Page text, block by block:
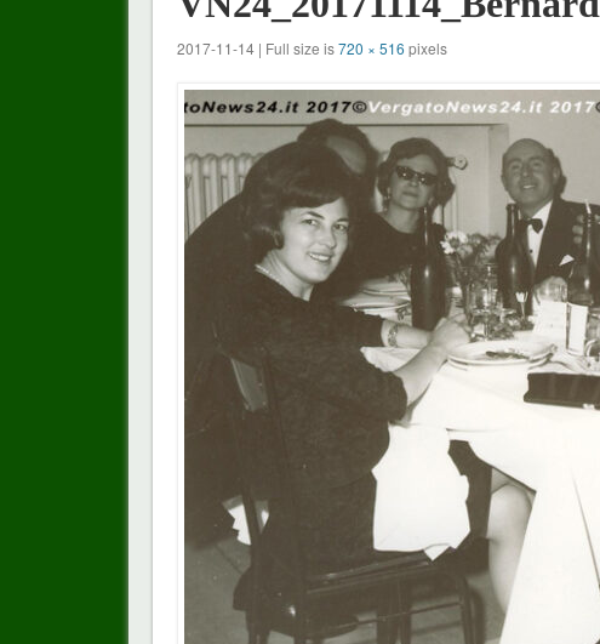
2017-11-14 | Full size is720 × 516 pixels